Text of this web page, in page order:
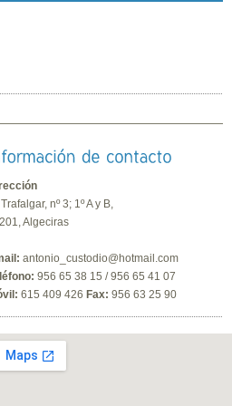
nº 3; 1º A y B,
Algeciras
antonio_custodio@hotmail.com
956 65 38 15 / 956 65 41 07
615 409 426 Fax: 956 63 25 90